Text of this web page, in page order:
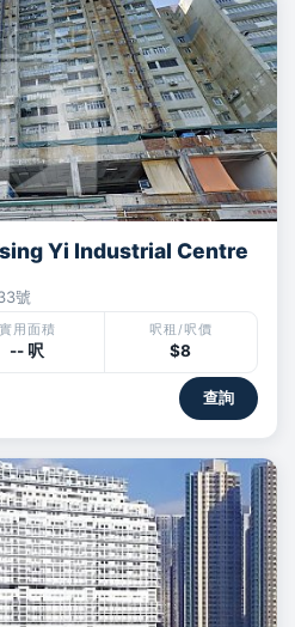
Yi Industrial Centre
號
實用面積
-- 呎
呎租/呎價
$8
查詢